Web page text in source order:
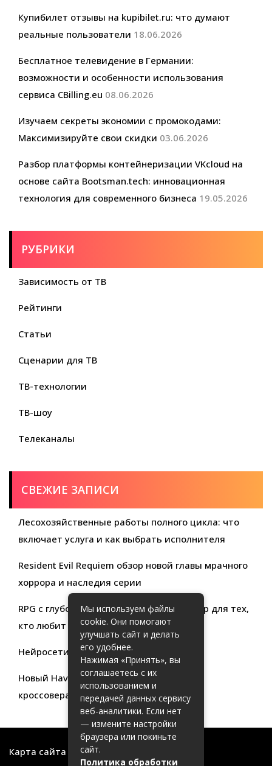
Купибилет отзывы на kupibilet.ru: что думают
реальные пользователи 18.06.2026
Бесплатное телевидение в Германии:
возможности и особенности использования
сервиса CBilling.eu 08.06.2026
Изучаем секреты экономии с промокодами:
Максимизируйте свои скидки 03.06.2026
Разбор платформы контейнеризации VKcloud на
основе сайта Bootsman.tech: инновационная
технология для современного бизнеса 19.05.2026
РУБРИКИ
Зависимость от ТВ
Рейтинги
Статьи
Сценарии для ТВ
ТВ-технологии
ТВ-шоу
Телеканалы
СВЕЖИЕ ЗАПИСИ
Лесохозяйственные работы полного цикла: что
включает услуга и как выбрать исполнителя
Resident Evil Requiem обзор новой главы мрачного
хоррора и наследия серии
RPG с глубокой кастомизацией обзор игр для тех,
кто любит свободу выбора
Нейросети для продуктивности
Новый Haval Jolion: обзор современного
кроссовера для активной жизни
Карта сайта
Мы используем файлы
cookie. Они помогают
улучшать сайт и делать
его удобнее.
Нажимая «Принять», вы
соглашаетесь с их
использованием и
передачей данных сервису
веб-аналитики. Если нет
— измените настройки
браузера или покиньте
сайт.
Политика обработки